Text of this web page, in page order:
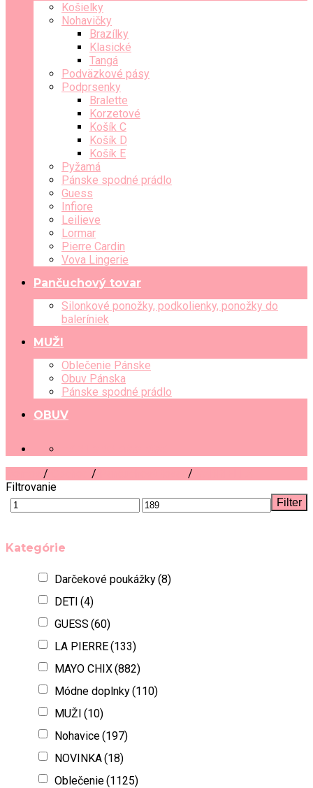
Košielky
Nohavičky
Brazílky
Klasické
Tangá
Podväzkové pásy
Podprsenky
Bralette
Korzetové
Košík C
Košík D
Košík E
Pyžamá
Pánske spodné prádlo
Guess
Infiore
Leilieve
Lormar
Pierre Cardin
Vova Lingerie
Pančuchový tovar
Silonkové ponožky, podkolienky, ponožky do
baleríniek
MUŽI
Oblečenie Pánske
Obuv Pánska
Pánske spodné prádlo
OBUV
/ / /
Filtrovanie
Filter
Kategórie
Darčekové poukážky(8)
DETI (4)
GUESS (60)
LA PIERRE(133)
MAYO CHIX(882)
Módne doplnky(110)
MUŽI (10)
Nohavice(197)
NOVINKA(18)
Oblečenie(1125)